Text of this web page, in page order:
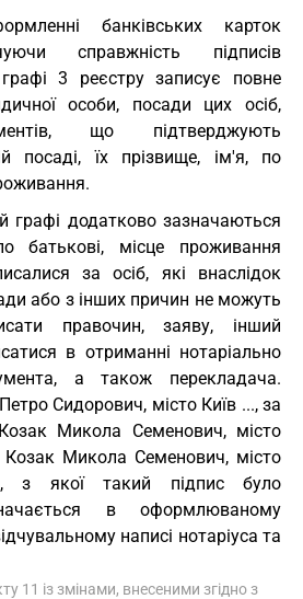
банківських карток
справжність підписів
3 реєстру записує повне
особи, посади цих осіб,
що підтверджують
посаді, їх прізвище, ім'я, по
графі додатково зазначаються
батькові, місце проживання
за осіб, які внаслідок
або з інших причин не можуть
правочин, заяву, інший
в отриманні нотаріально
а також перекладача.
Сидорович, місто Київ ..., за
Микола Семенович, місто
Козак Микола Семенович, місто
з якої такий підпис було
в оформлюваному
написі нотаріуса та
11 із змінами, внесеними згідно з